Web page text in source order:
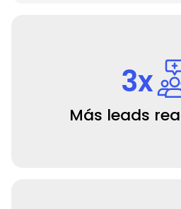
3x
Más leads